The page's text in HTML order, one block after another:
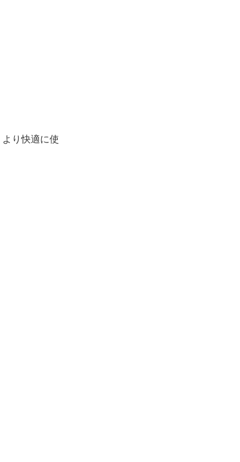
り快適に使